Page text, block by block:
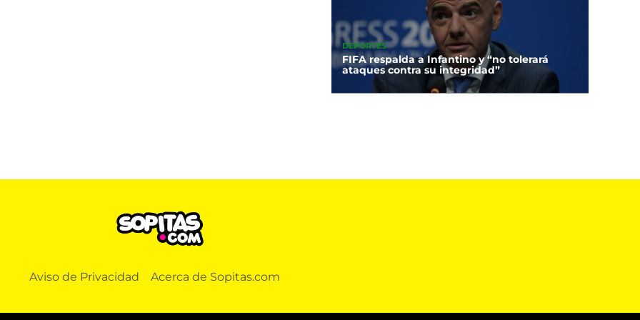
DEPORTES
FIFA respalda a Infantino y “no tolerará
ataques contra su integridad”
Aviso de Privacidad Acerca de Sopitas.com